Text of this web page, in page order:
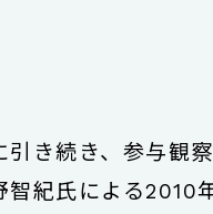
引き続き、参与観
智紀氏による2010